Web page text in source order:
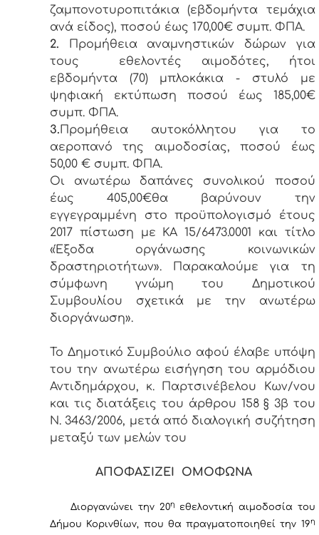
ζαμπονοτυροπιτάκια (εβδομήντα τεμάχια
ανά είδος), ποσού έως 170,00€ συμπ. ΦΠΑ.
2. Προμήθεια αναμνηστικών δώρων για
τους εθελοντές αιμοδότες, ήτοι
εβδομήντα (70) μπλοκάκια - στυλό με
ψηφιακή εκτύπωση ποσού έως 185,00€
συμπ. ΦΠΑ.
3.Προμήθεια αυτοκόλλητου για το
αεροπανό της αιμοδοσίας, ποσού έως
50,00 € συμπ. ΦΠΑ.
Οι ανωτέρω δαπάνες συνολικού ποσού
έως 405,00€θα βαρύνουν την
εγγεγραμμένη στο προϋπολογισμό έτους
2017 πίστωση με ΚΑ 15/6473.0001 και τίτλο
«Έξοδα οργάνωσης κοινωνικών
δραστηριοτήτων». Παρακαλούμε για τη
σύμφωνη γνώμη του Δημοτικού
Συμβουλίου σχετικά με την ανωτέρω
διοργάνωση».
Το Δημοτικό Συμβούλιο αφού έλαβε υπόψη
του την ανωτέρω εισήγηση του αρμόδιου
Αντιδημάρχου, κ. Παρτσινέβελου Κων/νου
και τις διατάξεις του άρθρου 158 § 3β του
Ν. 3463/2006, μετά από διαλογική συζήτηση
μεταξύ των μελών του
ΑΠΟΦΑΣΙΖΕΙ ΟΜΟΦΩΝΑ
Διοργανώνει την 20η
εθελοντική αιμοδοσία του
Δήμου Κορινθίων, που θα πραγματοποιηθεί την 19η